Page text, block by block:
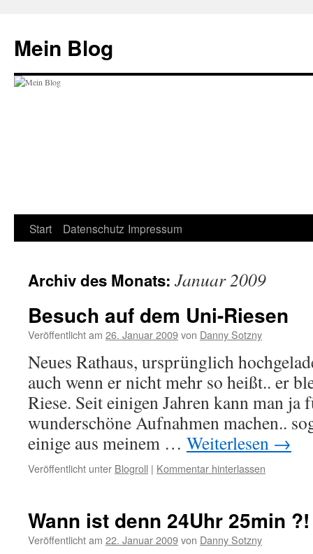
springen
Mein Blog
Start Datenschutz Impressum
Archiv des Monats: Januar 2009
Besuch auf dem Uni-Riesen
Veröffentlicht am 26. Januar 2009von Danny Sotzny
Neues Rathaus, ursprünglich
auch wenn er nicht mehr so heißt.. er
Riese. Seit einigen Jahren kann man ja
wunderschöne Aufnahmen machen..
einige aus meinem … Weiterlesen →
Veröffentlicht unter Blogroll | Kommentar hinterlassen
Wann ist denn 24Uhr 25min ?!
Veröffentlicht am 22. Januar 2009von Danny Sotzny